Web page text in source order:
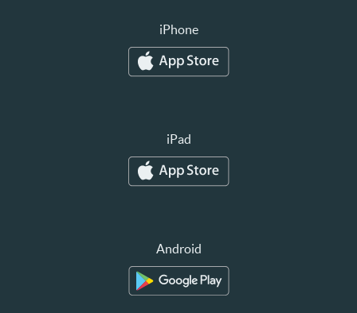
iPhone
iPad
Android